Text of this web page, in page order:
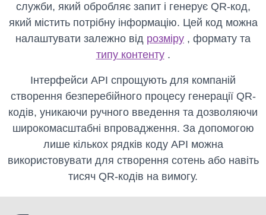
служби, який обробляє запит і генерує QR-код,
який містить потрібну інформацію. Цей код можна
налаштувати залежно від розміру , формату та
типу контенту.
Інтерфейси API спрощують для компаній
створення безперебійного процесу генерації QR-
кодів, уникаючи ручного введення та дозволяючи
широкомасштабні впровадження. За допомогою
лише кількох рядків коду API можна
використовувати для створення сотень або навіть
тисяч QR-кодів на вимогу.